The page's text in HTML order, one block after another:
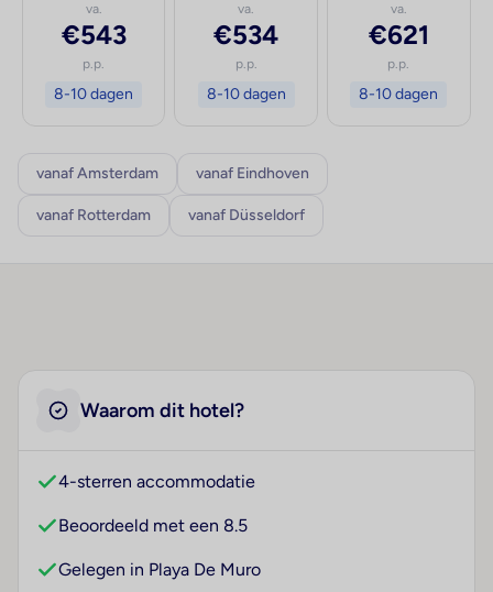
va.
€543
p.p.
8-10 dagen
va.
€534
p.p.
8-10 dagen
va.
€621
p.p.
8-10 dagen
vanaf Amsterdam vanaf Eindhoven
vanaf Rotterdam vanaf Düsseldorf
Waarom dit hotel?
4-sterren accommodatie
Beoordeeld met een 8.5
Gelegen in Playa De Muro